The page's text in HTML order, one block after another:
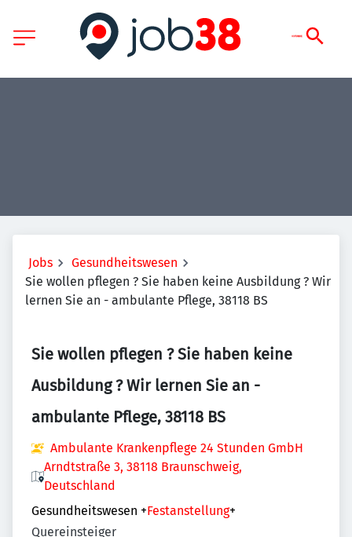
Jobs
Gesundheitswesen
Sie wollen pflegen ? Sie haben keine Ausbildung ? Wir
lernen Sie an - ambulante Pflege, 38118 BS
Sie wollen pflegen ? Sie haben keine
Ausbildung ? Wir lernen Sie an -
ambulante Pflege, 38118 BS
Ambulante Krankenpflege 24 Stunden GmbH
Arndtstraße 3, 38118 Braunschweig,
Deutschland
Gesundheitswesen +Festanstellung+
Quereinsteiger